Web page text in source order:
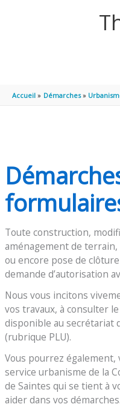
Accueil Démarches
Toute construction,
aménagement de
ou encore pose de
demande d’autorisation
Nous vous incitons
vos travaux, à consulter
disponible au secrétariat
(rubrique PLU).
Vous pourrez
service urbanisme de la
de Saintes qui se tient à
aider dans vos démarches.